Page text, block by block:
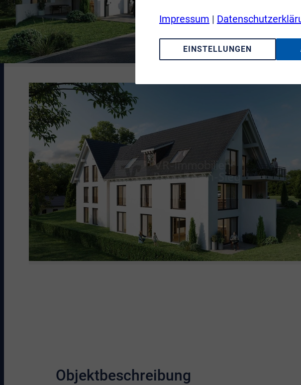
Objektbeschreibung
Impressum |
EINSTELLUNGEN